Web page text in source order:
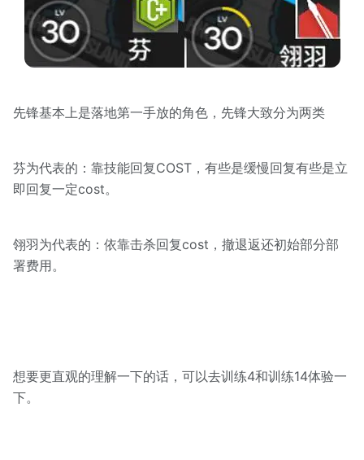
先锋基本上是落地第一手放的角色，先锋大致分为两类
芬为代表的：靠技能回复COST，有些是缓慢回复有些是立
即回复一定cost。
翎羽为代表的：依靠击杀回复cost，撤退返还初始部分部
署费用。
想要更直观的理解一下的话，可以去训练4和训练14体验一
下。